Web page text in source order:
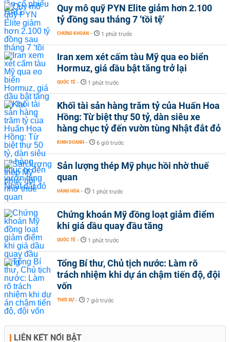
Quy mô quỹ PYN Elite giảm hơn 2.100
tỷ đồng sau tháng 7 ‘tồi tệ’
CHỨNG KHOÁN - 1 phút trước
Iran xem xét cấm tàu Mỹ qua eo biển
Hormuz, giá dầu bật tăng trở lại
QUỐC TẾ - 1 phút trước
Khối tài sản hàng trăm tỷ của Huấn Hoa
Hồng: Từ biệt thự 50 tỷ, dàn siêu xe
hàng chục tỷ đến vườn tùng Nhật đắt đỏ
KINH DOANH - 6 giờ trước
Sản lượng thép Mỹ phục hồi nhờ thuế
quan
HÀNG HÓA - 1 phút trước
Chứng khoán Mỹ đồng loạt giảm điểm
khi giá dầu quay đầu tăng
QUỐC TẾ - 1 phút trước
Tổng Bí thư, Chủ tịch nước: Làm rõ
trách nhiệm khi dự án chậm tiến độ, đội
vốn
THỜI SỰ - 7 giờ trước
LIÊN KẾT NỔI BẬT